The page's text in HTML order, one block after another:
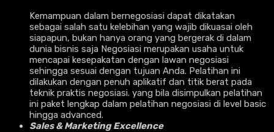
Kemampuan dalam bernegosiasi dapat dikatakan
sebagai salah satu kelebihan yang wajib dikuasai oleh
siapapun, bukan hanya orang yang bergerak di dalam
dunia bisnis saja Negosiasi merupakan usaha untuk
mencapai kesepakatan dengan lawan negosiasi
sehingga sesuai dengan tujuan Anda. Pelatihan ini
dilakukan dengan penuh aplikatif dan titik berat pada
teknik praktis negosiasi. yang bila disimpulkan pelatihan
ini paket lengkap dalam pelatihan negosiasi di level basic
hingga advanced.
Sales & Marketing Excellence